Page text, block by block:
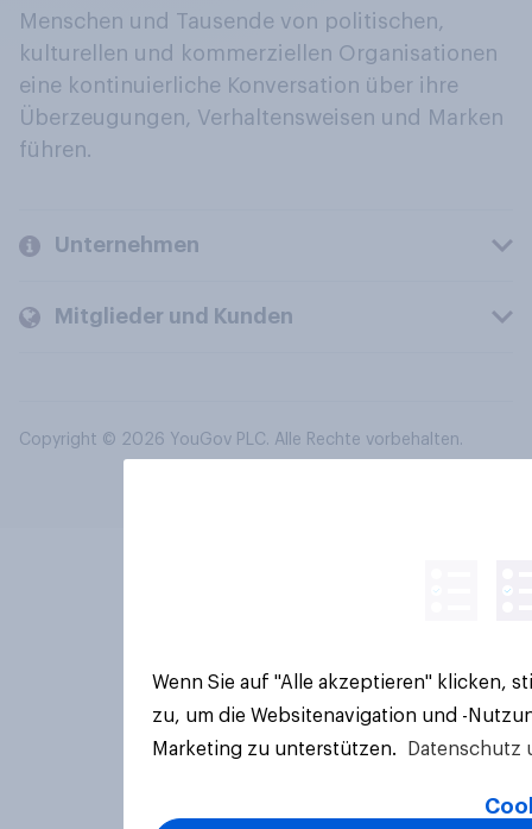
Menschen und Tausende von politischen,
kulturellen und kommerziellen Organisationen
eine kontinuierliche Konversation über ihre
Überzeugungen, Verhaltensweisen und Marken
führen.
Unternehmen
Mitglieder und Kunden
Copyright © 2026 YouGov PLC. Alle Rechte vorbehalten.
Wenn Sie auf "Alle akzeptieren" klicken,
zu, um die Websitenavigation und -
Marketing zu unterstützen.
Datenschutz